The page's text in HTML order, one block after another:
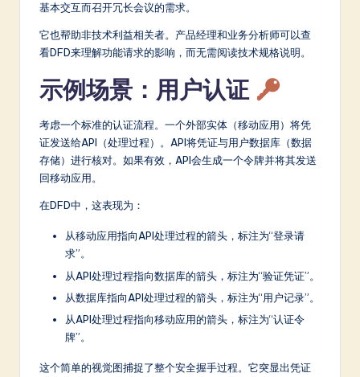
基本交互而召开冗长会议的需求。
它也帮助非技术利益相关者。产品经理和业务分析师可以查
看DFD来理解功能请求的影响，而无需阅读技术规格说明。
示例场景：用户认证
考虑一个标准的认证流程。一个外部实体（移动应用）将凭
证发送给API（处理过程）。API将凭证与用户数据库（数据
存储）进行核对。如果有效，API会生成一个令牌并将其发送
回移动应用。
在DFD中，这表现为：
从移动应用指向API处理过程的箭头，标注为“登录请
求”。
从API处理过程指向数据库的箭头，标注为“验证凭证”。
从数据库指向API处理过程的箭头，标注为“用户记录”。
从API处理过程指向移动应用的箭头，标注为“认证令
牌”。
这个简单的视觉图捕捉了整个安全握手过程。它突显出凭证